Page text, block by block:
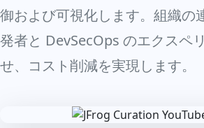
御および可視化します。組織の
発者と DevSecOps のエクスペ
せ、コスト削減を実現します。